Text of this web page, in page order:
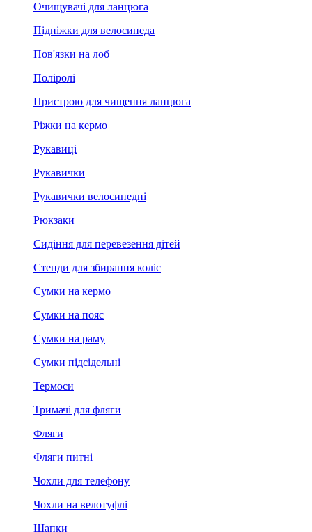
Очищувачі для ланцюга
Підніжки для велосипеда
Пов'язки на лоб
Поліролі
Пристрою для чищення ланцюга
Ріжки на кермо
Рукавиці
Рукавички
Рукавички велосипедні
Рюкзаки
Сидіння для перевезення дітей
Стенди для збирання коліс
Сумки на кермо
Сумки на пояс
Сумки на раму
Сумки підсідельні
Термоси
Тримачі для фляги
Фляги
Фляги питні
Чохли для телефону
Чохли на велотуфлі
Шапки